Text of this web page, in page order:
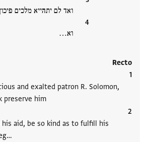
ואד לם יתהייא מלכים
וא‮…
Recto
and exalted patron R. Solomon,
preserve him
his aid, be so kind as to fulfill his
promise in reg‮…